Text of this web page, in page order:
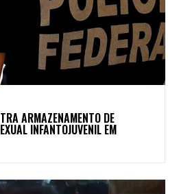
ARMAZENAMENTO DE
INFANTOJUVENIL EM